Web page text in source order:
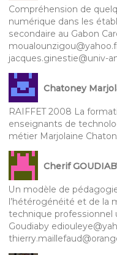
Compréhension de
numérique dans les
secondaire au Gabon
jacques.ginestie@univ-
Chatoney
RAIFFET 2008 La
enseignants de
métier Marjolaine
Cherif
Un modèle de
l’hétérogénéité et de la
technique professionnel
Goudiaby